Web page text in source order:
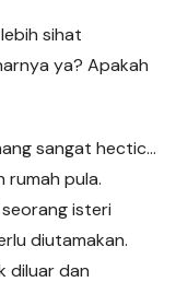
sihat
ya? Apakah
sangat hectic…
rumah pula.
isteri
diutamakan.
diluar dan